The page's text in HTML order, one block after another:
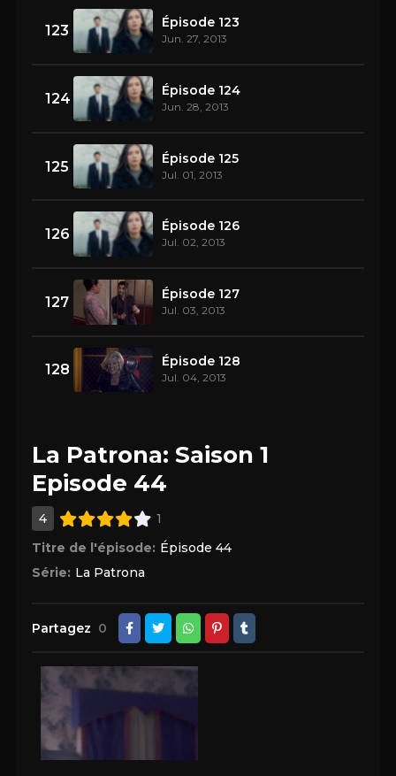
123 Épisode 123
Jun. 27, 2013
124 Épisode 124
Jun. 28, 2013
125 Épisode 125
Jul. 01, 2013
126 Épisode 126
Jul. 02, 2013
127 Épisode 127
Jul. 03, 2013
128 Épisode 128
Jul. 04, 2013
La Patrona: Saison 1
Episode 44
4
1
Titre de l'épisode: Épisode 44
Série: La Patrona
Partagez 0